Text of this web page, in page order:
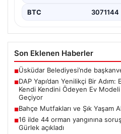
BTC 3071144
Son Eklenen Haberler
■Üsküdar Belediyesi’nde
■DAP Yapı’dan Yenilikçi Bir
Kendi Kendini Ödeyen Ev
Geçiyor
■Bahçe Mutfakları ve Şık Yaşam
■16 ilde 44 orman yangınına
Gürlek açıkladı